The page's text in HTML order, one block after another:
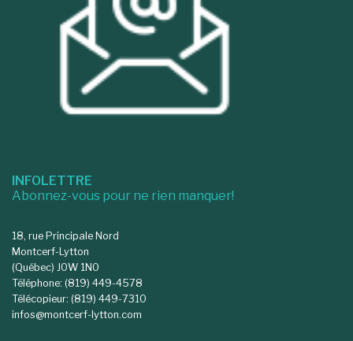
INFOLETTRE
Abonnez-vous pour ne rien manquer!
18, rue Principale Nord
Montcerf-Lytton
(Québec) J0W 1N0
Téléphone: (819) 449-4578
Télécopieur: (819) 449-7310
infos@montcerf-lytton.com